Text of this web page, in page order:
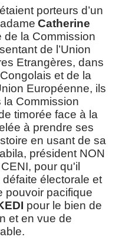
étaient porteurs d’un
Catherine
de la Commission
de l’Union
Etrangères, dans
et de la
Européenne, ils
la Commission
timorée face à la
à prendre ses
en usant de sa
président NON
pour qu'il
électorale et
pouvoir pacifique
pour le bien de
et en vue de